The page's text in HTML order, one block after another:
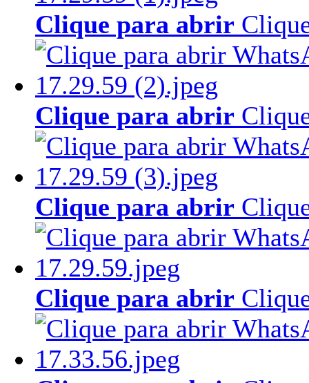
Clique para abrir
Clique para abrir
Clique para abrir
Clique para abrir